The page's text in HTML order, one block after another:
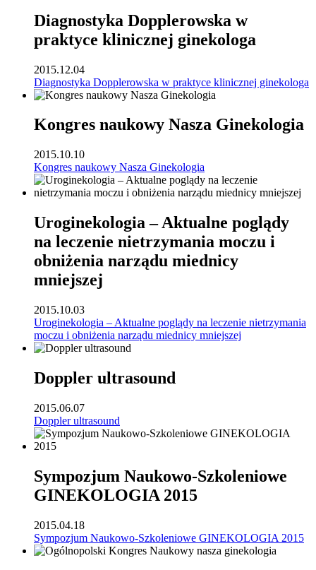
Diagnostyka Dopplerowska w
praktyce klinicznej ginekologa
2015.12.04
Diagnostyka Dopplerowska w praktyce klinicznej ginekologa
Kongres naukowy Nasza Ginekologia
2015.10.10
Kongres naukowy Nasza Ginekologia
Uroginekologia – Aktualne poglądy
na leczenie nietrzymania moczu i
obniżenia narządu miednicy
mniejszej
2015.10.03
Uroginekologia – Aktualne poglądy na leczenie nietrzymania
moczu i obniżenia narządu miednicy mniejszej
Doppler ultrasound
2015.06.07
Doppler ultrasound
Sympozjum Naukowo-Szkoleniowe
GINEKOLOGIA 2015
2015.04.18
Sympozjum Naukowo-Szkoleniowe GINEKOLOGIA 2015